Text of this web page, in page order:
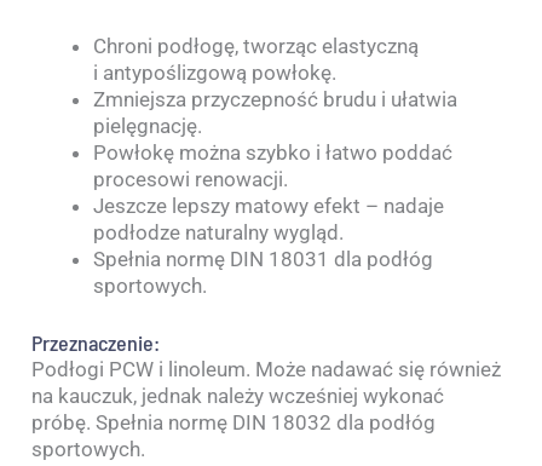
Chroni podłogę, tworząc elastyczną
i antypoślizgową powłokę.
Zmniejsza przyczepność brudu i ułatwia
pielęgnację.
Powłokę można szybko i łatwo poddać
procesowi renowacji.
Jeszcze lepszy matowy efekt – nadaje
podłodze naturalny wygląd.
Spełnia normę DIN 18031 dla podłóg
sportowych.
Przeznaczenie:
Podłogi PCW i linoleum. Może nadawać się również
na kauczuk, jednak należy wcześniej wykonać
próbę. Spełnia normę DIN 18032 dla podłóg
sportowych.